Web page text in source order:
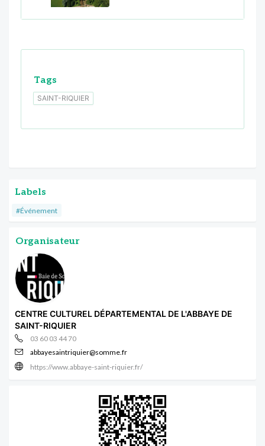
Tags
SAINT-RIQUIER
Labels
#Événement
Organisateur
CENTRE CULTUREL DÉPARTEMENTAL DE L'ABBAYE DE
SAINT-RIQUIER
03 60 03 44 70
abbayesaintriquier@somme.fr
https://www.abbaye-saint-riquier.fr/